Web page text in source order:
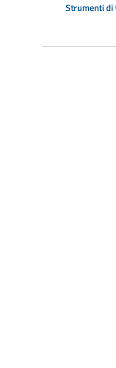
Strumenti di